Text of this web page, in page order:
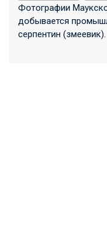
Фотографии
добывается
серпентин (змеевик).